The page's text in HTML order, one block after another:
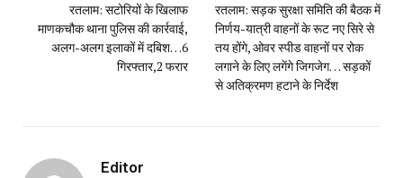
रतलाम: सटोरियों के खिलाफ
माणकचौक थाना पुलिस की कार्रवाई,
अलग-अलग इलाकों में दबिश…6
गिरफ्तार,2 फरार
रतलाम: सड़क सुरक्षा समिति की बैठक में
निर्णय-यात्री वाहनों के रूट नए सिरे से
तय होंगे, ओवर स्पीड वाहनों पर रोक
लगाने के लिए लगेंगे जिगजेग… सड़कों
से अतिक्रमण हटाने के निर्देश
Editor